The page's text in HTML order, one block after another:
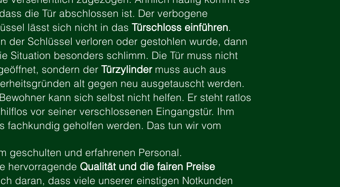
die Tür abschlossen ist. Der verbogene
lässt sich nicht in das Türschloss einführen.
der Schlüssel verloren oder gestohlen wurde, dann
Situation besonders schlimm. Die Tür muss nicht
sondern der Türzylindermuss auch aus
alt gegen neu ausgetauscht werden.
kann sich selbst nicht helfen. Er steht ratlos
vor seiner verschlossenen Eingangstür. Ihm
fachkundig geholfen werden. Das tun wir vom
geschulten und erfahrenen Personal.
hervorragende Qualität und die fairen Preise
daran, dass viele unserer einstigen Notkunden